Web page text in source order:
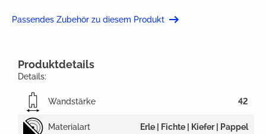
Passendes Zubehör zu diesem Produkt
Produktdetails
Details:
Wandstärke 42
Materialart Erle | Fichte | Kiefer | Pappel